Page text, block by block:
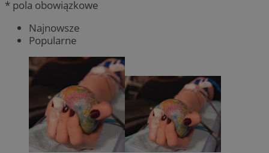
* pola obowiązkowe
Najnowsze
Popularne